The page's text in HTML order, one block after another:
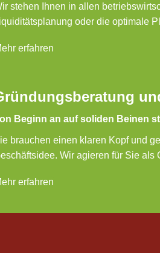
stehen Ihnen in allen
oder die optimale
erfahren
Beginn an auf soliden Beinen
brauchen einen klaren Kopf und
Wir agieren für Sie
erfahren